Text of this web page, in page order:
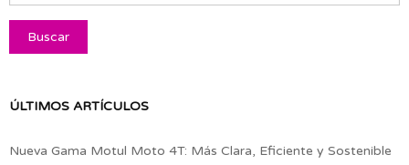
ÚLTIMOS ARTÍCULOS
Nueva Gama Motul Moto 4T: Más Clara, Eficiente y Sostenible